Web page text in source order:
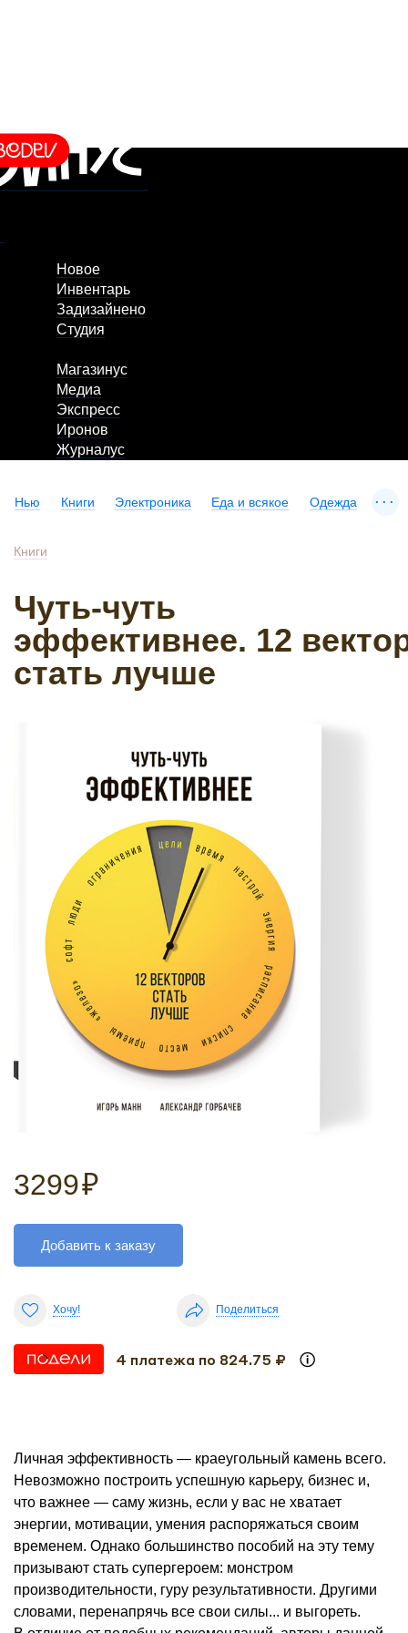
Новое
Инвентарь
Задизайнено
Студия
Магазинус
Медиа
Экспресс
Иронов
Журналус
Нью Книги Электроника Еда и всякое Одежда ...
Книги
Чуть-чуть
эффективнее. 12
стать лучше
3299₽
Добавить к заказу
Хочу! Поделиться
4 платежа по 824.75 ₽
Личная эффективность — краеугольный камень всего.
Невозможно построить успешную карьеру, бизнес и,
что важнее — саму жизнь, если у вас не хватает
энергии, мотивации, умения распоряжаться своим
временем. Однако большинство пособий на эту тему
призывают стать супергероем: монстром
производительности, гуру результативности. Другими
словами, перенапрячь все свои силы... и выгореть.